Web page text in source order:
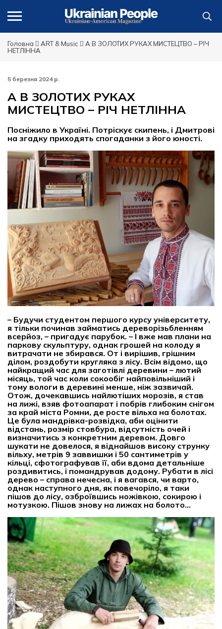
Головна ART & Music
А В ЗОЛОТИХ РУКАХ МИСТЕЦТВО – РІЧ
НЕТЛІННА
5 березня 2024 р.
А В ЗОЛОТИХ РУКАХ
МИСТЕЦТВО – РІЧ НЕТЛІННА
Посніжило в Україні. Потріскує скипень, і Дмитрові
на згадку приходять спогаданки з його юності.
– Будучи студентом першого курсу університету,
я тільки починав займатись дереворізьбленням
всерйоз, – пригадує парубок. – І вже мав плани на
паркову скульптуру, однак грошей на колоду я
витрачати не збирався. От і вирішив, грішним
ділом, роздобути кругляка з лісу. Всім відомо, що
найкращий час для заготівлі деревини – лютий
місяць, той час коли сокообіг найповільніший і
тому вологи в деревині менше, ніж зазвичай.
Отож, дочекавшись найлютіших морозів, я став
на лижі, взяв фотоапарат і побрів глибоким снігом
за край міста Ромни, де росте вільха на болотах.
Це була мандрівка-розвідка, аби оцінити
відстань, розмір стовбура, відсутність очей і
визначитись з конкретним деревом. Довго
шукати не довелося, я віднайшов високу струнку
вільху, метрів 9 заввишки і 50 сантиметрів у
кільці, сфотографував її, аби вдома детальніше
роздивитись, і помандрував додому. Рубати в лісі
дерево – справа нечесна, і я вагався, чи варто,
однак наступного дня, як повечоріло, я таки
пішов до лісу, озброївшись ножівкою, сокирою і
мотузкою. Пішов знову на лижах на болото…